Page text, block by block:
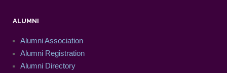
ALUMNI
Alumni Association
Alumni Registration
Alumni Directory